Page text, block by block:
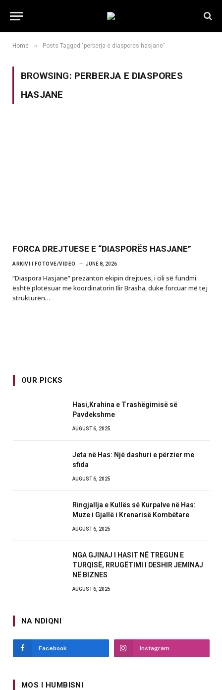
Home » Posts Tagged "perberja e diaspores hasjane"
BROWSING: PERBERJA E DIASPORES
HASJANE
FORCA DREJTUESE E “DIASPORËS HASJANE”
ARKIVI I FOTOVE/VIDEO JUNE 8, 2026
“Diaspora Hasjane” prezanton ekipin drejtues, i cili së fundmi
është plotësuar me koordinatorin Ilir Brasha, duke forcuar më tej
strukturën…
OUR PICKS
Hasi,Krahina e Trashëgimisë së
Pavdekshme
AUGUST 6, 2025
Jeta në Has: Një dashuri e përzier me
sfida
AUGUST 6, 2025
Ringjallja e Kullës së Kurpalve në Has:
Muze i Gjallë i Krenarisë Kombëtare
AUGUST 6, 2025
NGA GJINAJ I HASIT NË TREGUN E
TURQISË, RRUGËTIMI I DESHIR JEMINAJ
NË BIZNES
AUGUST 6, 2025
NA NDIQNI
Facebook Instagram
MOS I HUMBISNI